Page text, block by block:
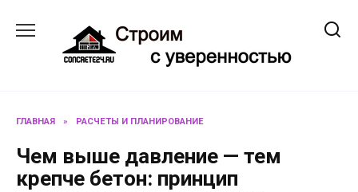
содержанию
ГЛАВНАЯ » РАСЧЕТЫ И ПЛАНИРОВАНИЕ
Чем выше давление — тем
крепче бетон: принцип